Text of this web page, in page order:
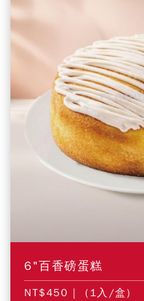
6"百香磅蛋糕
NT$450 | (1入/盒)